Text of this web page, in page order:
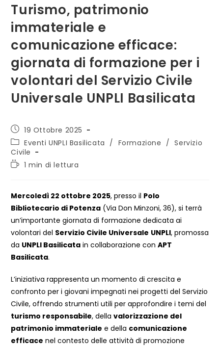
Turismo, patrimonio
immateriale e
comunicazione efficace:
giornata di formazione per i
volontari del Servizio Civile
Universale UNPLI Basilicata
Articolo
pubblicato:
19 Ottobre 2025
Categoria
dell'articolo:
Eventi UNPLI Basilicata / Formazione / Servizio
Civile
Tempo1 min di lettura
Mercoledì 22 ottobre 2025, presso il Polo
Bibliotecario di Potenza (Via Don Minzoni, 36), si terrà
un’importante giornata di formazione dedicata ai
volontari del Servizio Civile Universale UNPLI, promossa
da UNPLI Basilicata in collaborazione conAPT
Basilicata.
L’iniziativa rappresenta un momento di crescita e
confronto per i giovani impegnati nei progetti del Servizio
Civile, offrendo strumenti utili per approfondire i temi del
turismo responsabile, dellavalorizzazione del
patrimonio immateriale e della comunicazione
efficace nel contesto delle attività di promozione